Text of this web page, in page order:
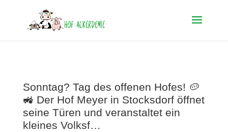
Sonntag? Tag des offenen Hofes! 🥔
🚜 Der Hof Meyer in Stocksdorf öffnet
seine Türen und veranstaltet ein
kleines Volksf…